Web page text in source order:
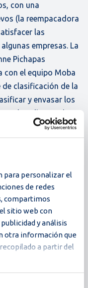
para personalizar el
de redes
compartimos
sitio web con
y análisis
otra información que
a partir del
con una
(la reempacadora
las
empresas. La
Pichapas
con el equipo Moba
de clasificación de la
y envasar los
los clientes de